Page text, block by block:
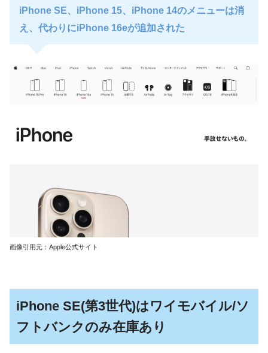
iPhone SE、iPhone 15、iPhone 14のメニューは消
え、代わりにiPhone 16eが追加された
画像引用元：Apple公式サイト
iPhone SE(第3世代)はワイモバイル/ソ
フトバンクのみ在庫あり